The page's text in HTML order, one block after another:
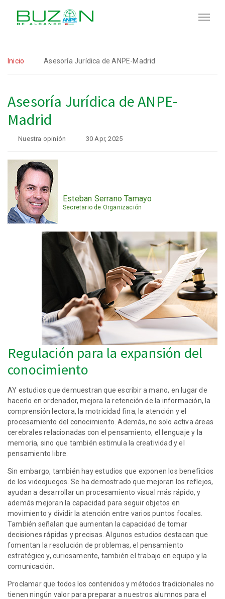
Inicio Asesoría Jurídica de ANPE-Madrid
Asesoría Jurídica de ANPE-
Madrid
Nuestra opinión 30 Apr, 2025
Esteban Serrano Tamayo
Secretario de Organización
Regulación para la expansión del
conocimiento
AY estudios que demuestran que escribir a mano, en lugar de
hacerlo en ordenador, mejora la retención de la información, la
comprensión lectora, la motricidad fina, la atención y el
procesamiento del conocimiento. Además, no solo activa áreas
cerebrales relacionadas con el pensamiento, el lenguaje y la
memoria, sino que también estimula la creatividad y el
pensamiento libre.
Sin embargo, también hay estudios que exponen los beneficios
de los videojuegos. Se ha demostrado que mejoran los reflejos,
ayudan a desarrollar un procesamiento visual más rápido, y
además mejoran la capacidad para seguir objetos en
movimiento y dividir la atención entre varios puntos focales.
También señalan que aumentan la capacidad de tomar
decisiones rápidas y precisas. Algunos estudios destacan que
fomentan la resolución de problemas, el pensamiento
estratégico y, curiosamente, también el trabajo en equipo y la
comunicación.
Proclamar que todos los contenidos y métodos tradicionales no
tienen ningún valor para preparar a nuestros alumnos para el